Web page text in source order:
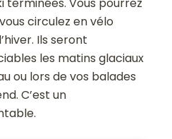
circulez en vélo
Ils seront
les matins glaciaux
ou lors de vos balades
C’est un